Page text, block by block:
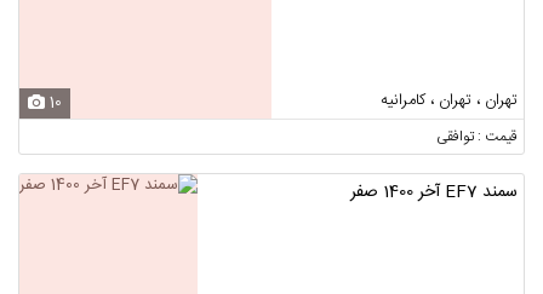
تهران ، تهران ، کامرانیه 10
قیمت : توافقی
سمند EF7 آخر 1400 صفر